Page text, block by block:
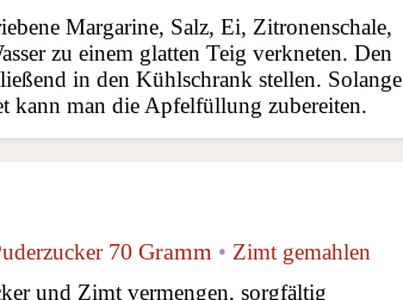
Margarine, Salz, Ei, Zitronenschale,
zu einem glatten Teig verkneten. Den
in den Kühlschrank stellen. Solange
kann man die Apfelfüllung zubereiten.
70 Gramm • Zimt gemahlen
und Zimt vermengen, sorgfältig